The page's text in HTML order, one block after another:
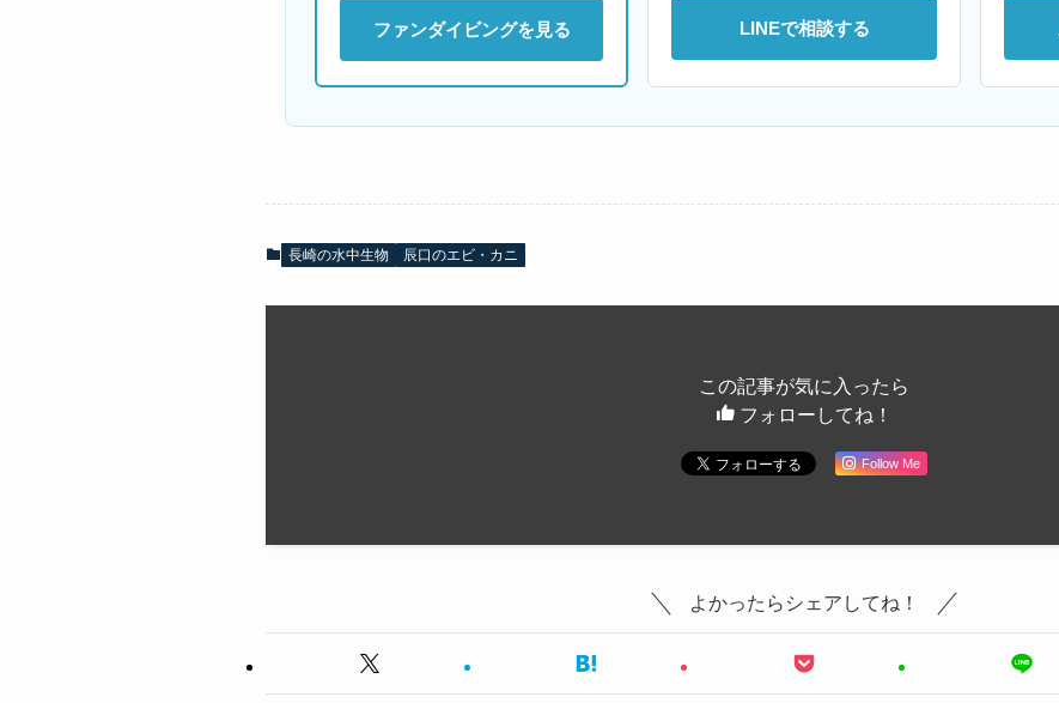
ファンダイビングを見る LINEで相談する
長崎の水中生物 辰口のエビ・カニ
この記事が気に入ったら
フォローしてね！
Follow Me
よかったらシェアしてね！